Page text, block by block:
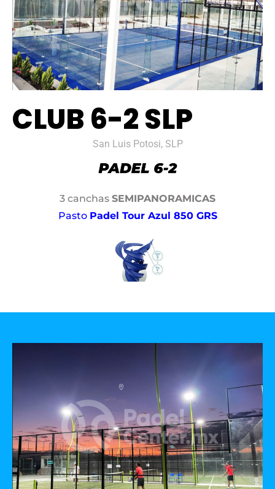
CLUB 6-2 SLP
San Luis Potosi, SLP
3 canchas SEMIPANORAMICAS
Pasto Padel Tour Azul 850 GRS